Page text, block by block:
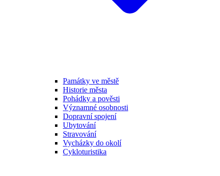
Památky ve městě
Historie města
Pohádky a pověsti
Významné osobnosti
Dopravní spojení
Ubytování
Stravování
Vycházky do okolí
Cykloturistika